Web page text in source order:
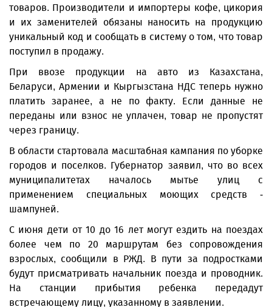
товаров. Производители и импортеры кофе, цикория
и их заменителей обязаны наносить на продукцию
уникальный код и сообщать в систему о том, что товар
поступил в продажу.
При ввозе продукции на авто из Казахстана,
Беларуси, Армении и Кыргызстана НДС теперь нужно
платить заранее, а не по факту. Если данные не
переданы или взнос не уплачен, товар не пропустят
через границу.
В области стартовала масштабная кампания по уборке
городов и поселков. Губернатор заявил, что во всех
муниципалитетах началось мытье улиц с
применением специальных моющих средств -
шампуней.
С июня дети от 10 до 16 лет могут ездить на поездах
более чем по 20 маршрутам без сопровождения
взрослых, сообщили в РЖД. В пути за подростками
будут присматривать начальник поезда и проводник.
На станции прибытия ребенка передадут
встречающему лицу, указанному в заявлении.